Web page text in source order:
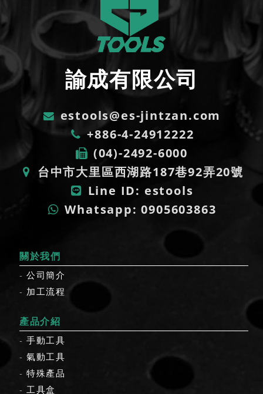
諭成有限公司
estools@es-jintzan.com
+886-4-24912222
(04)-2492-6000
台中市大里區西湖路187巷92弄20號
Line ID: estools
Whatsapp: 0905603863
關於我們
公司簡介
加工流程
產品介紹
手動工具
氣動工具
特殊產品
工具盒